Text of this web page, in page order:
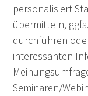
personalisiert
übermitteln,
durchführen
interessanten
Seminaren/